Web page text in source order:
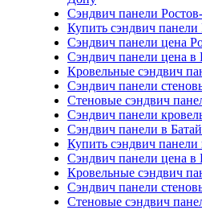
Сэндвич панели
Купить сэндвич
Сэндвич панели цена
Сэндвич панели цена в
Кровельные сэндвич
Сэндвич панели
Стеновые сэндвич
Сэндвич панели
Сэндвич панели в
Купить сэндвич панели
Сэндвич панели цена в
Кровельные сэндвич
Сэндвич панели
Стеновые сэндвич